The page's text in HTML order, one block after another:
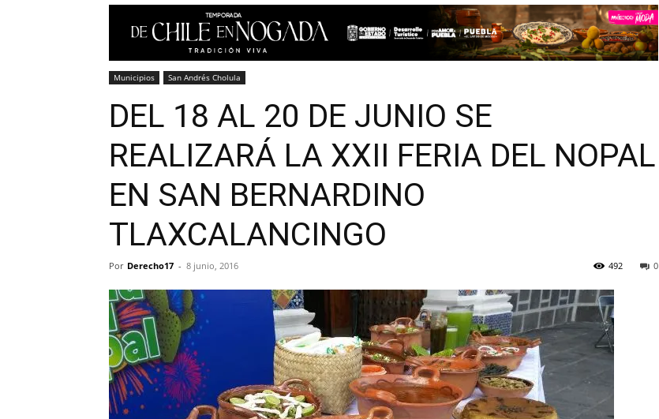
Municipios San Andrés Cholula
DEL 18 AL 20 DE JUNIO SE
REALIZARÁ LA XXII FERIA DEL NOPAL
EN SAN BERNARDINO
TLAXCALANCINGO
Por Derecho17 - 8 junio, 2016 0
492